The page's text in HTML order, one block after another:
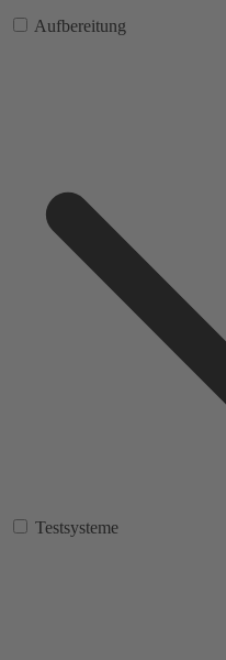
Aufbereitung
Testsysteme